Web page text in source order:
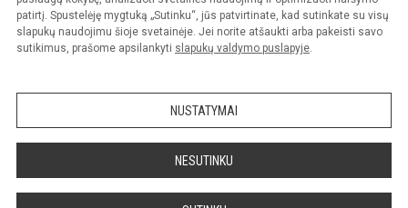
patirtį. Spustelėję mygtuką „Sutinku“, jūs patvirtinate, kad sutinkate su visų
slapukų naudojimu šioje svetainėje. Jei norite atšaukti arba pakeisti savo
sutikimus, prašome apsilankyti slapukų valdymo puslapyje.
NUSTATYMAI
NESUTINKU
Prieinamumo paraiška Slapukų valdymas
Sumanus būdas atnaujinti